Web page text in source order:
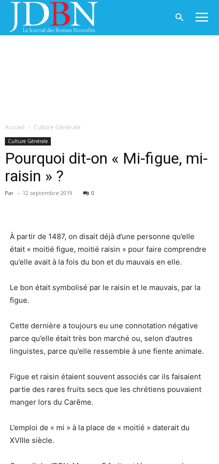
Accueil Culture Générale
Culture Générale
Pourquoi dit-on « Mi-figue, mi-
raisin » ?
Par - 12 septembre 2019 0
À partir de 1487, on disait déjà d’une personne qu’elle
était « moitié figue, moitié raisin » pour faire comprendre
qu’elle avait à la fois du bon et du mauvais en elle.
Le bon était symbolisé par le raisin et le mauvais, par la
figue.
Cette dernière a toujours eu une connotation négative
parce qu’elle était très bon marché ou, selon d’autres
linguistes, parce qu’elle ressemble à une fiente animale.
Figue et raisin étaient souvent associés car ils faisaient
partie des rares fruits secs que les chrétiens pouvaient
manger lors du Carême.
L’emploi de « mi » à la place de « moitié » daterait du
XVIIIe siècle.